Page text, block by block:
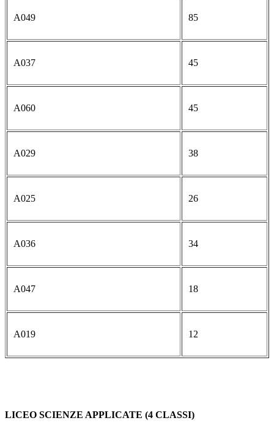
A049 85
A037 45
A060 45
A029 38
A025 26
A036 34
A047 18
A019 12
LICEO SCIENZE APPLICATE (4 CLASSI)